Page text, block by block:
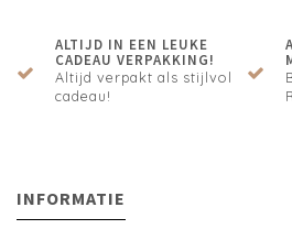
ALTIJD IN EEN LEUKE
CADEAU VERPAKKING!
Altijd verpakt als stijlvol
cadeau!
INFORMATIE